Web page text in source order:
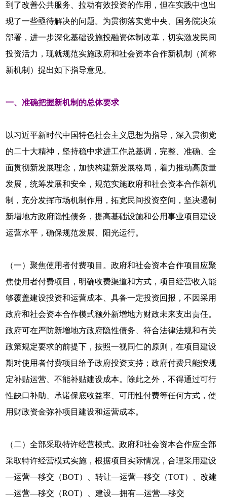
到了改善公共服务、拉动有效投资的作用，但在实践中也出
现了一些亟待解决的问题。为贯彻落实党中央、国务院决策
部署，进一步深化基础设施投融资体制改革，切实激发民间
投资活力，现就规范实施政府和社会资本合作新机制（简称
新机制）提出如下指导意见。
一、准确把握新机制的总体要求
以习近平新时代中国特色社会主义思想为指导，深入贯彻党
的二十大精神，坚持稳中求进工作总基调，完整、准确、全
面贯彻新发展理念，加快构建新发展格局，着力推动高质量
发展，统筹发展和安全，规范实施政府和社会资本合作新机
制，充分发挥市场机制作用，拓宽民间投资空间，坚决遏制
新增地方政府隐性债务，提高基础设施和公用事业项目建设
运营水平，确保规范发展、阳光运行。
（一）聚焦使用者付费项目。政府和社会资本合作项目应聚
焦使用者付费项目，明确收费渠道和方式，项目经营收入能
够覆盖建设投资和运营成本、具备一定投资回报，不因采用
政府和社会资本合作模式额外新增地方财政未来支出责任。
政府可在严防新增地方政府隐性债务、符合法律法规和有关
政策规定要求的前提下，按照一视同仁的原则，在项目建设
期对使用者付费项目给予政府投资支持；政府付费只能按规
定补贴运营、不能补贴建设成本。除此之外，不得通过可行
性缺口补助、承诺保底收益率、可用性付费等任何方式，使
用财政资金弥补项目建设和运营成本。
（二）全部采取特许经营模式。政府和社会资本合作应全部
采取特许经营模式实施，根据项目实际情况，合理采用建设
—运营—移交（BOT）、转让—运营—移交（TOT）、改建
—运营—移交（ROT）、建设—拥有—运营—移交